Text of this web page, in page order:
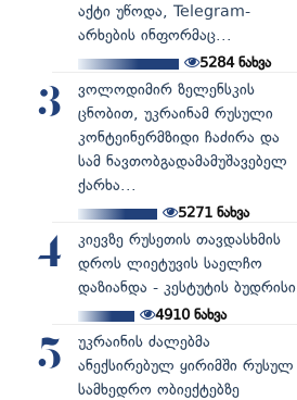
აქტი უწოდა, Telegram-
არხების ინფორმაც...
5284ნახვა
3
ვოლოდიმირ ზელენსკის
ცნობით, უკრაინამ რუსული
კონტეინერმზიდი ჩაძირა და
სამ ნავთობგადამამუშავებელ
ქარხა...
5271ნახვა
4
კიევზე რუსეთის თავდასხმის
დროს ლიეტუვის საელჩო
დაზიანდა - კესტუტის ბუდრისი
4910ნახვა
5
უკრაინის ძალებმა
ანექსირებულ ყირიმში რუსულ
სამხედრო ობიექტებზე